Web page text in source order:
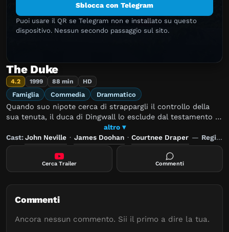
Sblocca con Telegram
Puoi usare il QR se Telegram non e installato su questo
dispositivo. Nessun secondo passaggio sul sito.
The Duke
4.2 1999 88 min HD
Famiglia Commedia Drammatico
Quando suo nipote cerca di strappargli il controllo della
sua tenuta, il duca di Dingwall lo esclude dal testamento e
altro ▾
Cast:John Neville · James Doohan · Courtnee Draper — Regia:
Cerca Trailer Commenti
Commenti
Ancora nessun commento. Sii il primo a dire la tua.